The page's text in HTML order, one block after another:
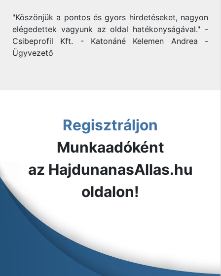
"Köszönjük a pontos és gyors hirdetéseket, nagyon
elégedettek vagyunk az oldal hatékonyságával." -
Csibeprofil Kft. - Katonáné Kelemen Andrea -
Ügyvezető
Regisztráljon
Munkaadóként
az HajdunanasAllas.hu
oldalon!